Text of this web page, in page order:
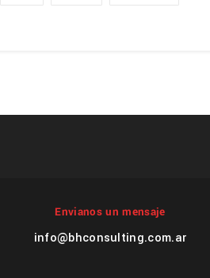
Envianos un mensaje
info@bhconsulting.com.ar